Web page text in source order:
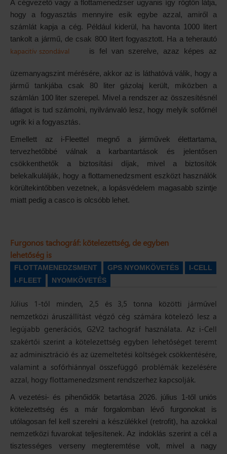
A cégvezető vagy a flottamenedzser ugyanis így rögtön látja,
hogy a fogyasztás mennyire esik egybe azzal, amiről a
számlát kapja a cég. Például kiderül, ha havonta 1000 litert
tankolt a jármű, de csak 800 litert fogyasztott. Ha a teherautó
kapacitív szondával is fel van szerelve, azaz képes az
üzemanyagszint mérésére, akkor az is láthatóvá válik, hogy a
jármű tankjába csak 80 liter gázolaj került, miközben a
számlán 100 liter szerepel. Mivel a rendszer az összesítésnél
átlagot is tud számolni, nyilvánvaló lesz, hogy melyik sofőrnél
ugrik ki a fogyasztás.
Emellett az i-Fleettel megnő a járművek élettartama,
tervezhetőbbé válnak a karbantartások és jelentősen
csökkenthetők a biztosítási díjak, mivel a biztosítók
belekalkulálják, hogy a flottamenedzsment eszközt használók
körültekintőbben vezetnek, a lopásvédelem magasabb szintje
miatt pedig a casco is olcsóbb lehet.
Furgonos tachográf: kötelezettség, de egyben
lehetőség is
FLOTTAMENEDZSMENT GPS NYOMKÖVETÉS
I-CELL
I-FLEET
NYOMKÖVETÉS
Július 1-től minden, 2,5 és 3,5 tonna közötti járművel
nemzetközi áruszállítást végző cég számára kötelező lesz a
legújabb generációs, G2V2 tachográf használata. Az i-Cell
szakértői szerint a kötelezettség egyben lehetőséget teremt
az adminisztráció és az üzemeltetési költségek csökkentésére,
valamint a sofőrhiánnyal összefüggő problémák kezelésére
azzal, hogy flottamenedzsment rendszerhez kapcsolják.
A vezetési- és pihenőidők betartása 2026. július 1-től uniós
kötelezettség és a már forgalomban lévő furgonokat is
utólagosan fel kell szerelni a készülékkel (retrofit), ha azokkal
nemzetközi fuvarokat teljesítenek. Az indoklás szerint a cél a
tisztességes verseny megteremtése volt, mivel a nagy